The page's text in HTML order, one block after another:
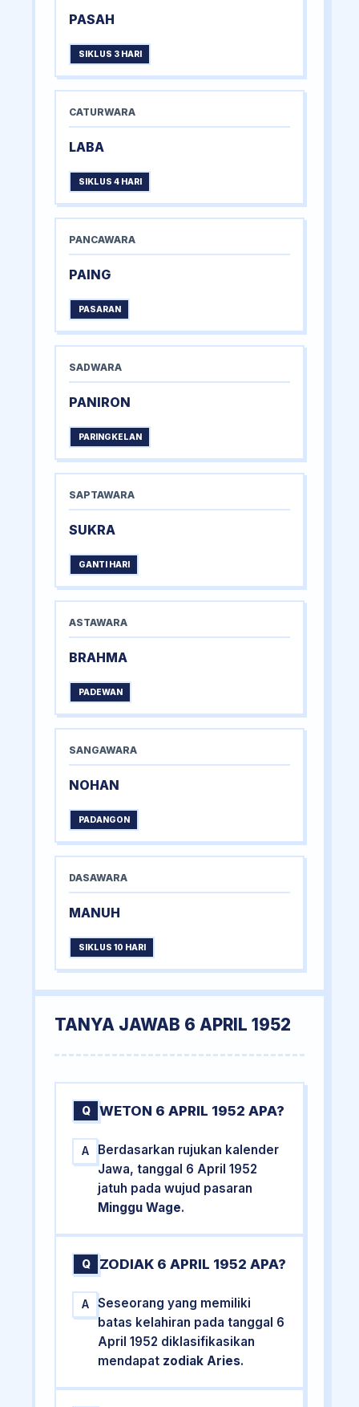
PASAH
SIKLUS 3 HARI
CATURWARA
LABA
SIKLUS 4 HARI
PANCAWARA
PAING
PASARAN
SADWARA
PANIRON
PARINGKELAN
SAPTAWARA
SUKRA
GANTI HARI
ASTAWARA
BRAHMA
PADEWAN
SANGAWARA
NOHAN
PADANGON
DASAWARA
MANUH
SIKLUS 10 HARI
TANYA JAWAB 6 APRIL 1952
Q WETON 6 APRIL 1952 APA?
A
Berdasarkan rujukan kalender
Jawa, tanggal 6 April 1952
jatuh pada wujud pasaran
Minggu Wage.
Q ZODIAK 6 APRIL 1952 APA?
A
Seseorang yang memiliki
batas kelahiran pada tanggal 6
April 1952 diklasifikasikan
mendapat zodiak Aries.